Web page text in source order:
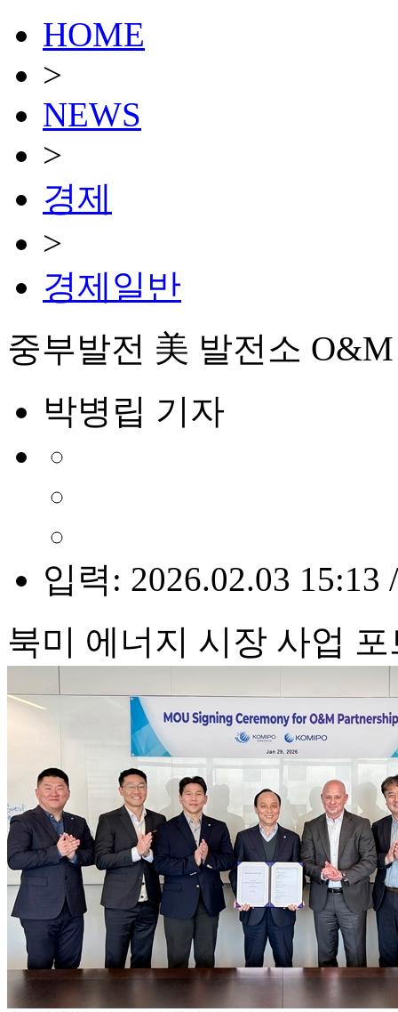
HOME
>
NEWS
>
경제
>
경제일반
중부발전 美 발전소
박병립 기자
입력: 2026.02.03 15:13
북미 에너지 시장 사업